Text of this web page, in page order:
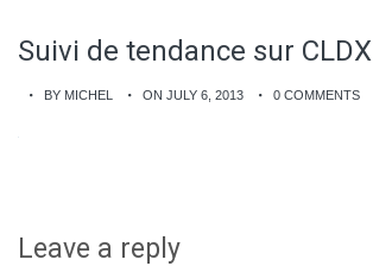
Suivi de tendance sur CLDX
BY MICHEL ON JULY 6, 2013 0 COMMENTS
Leave a reply